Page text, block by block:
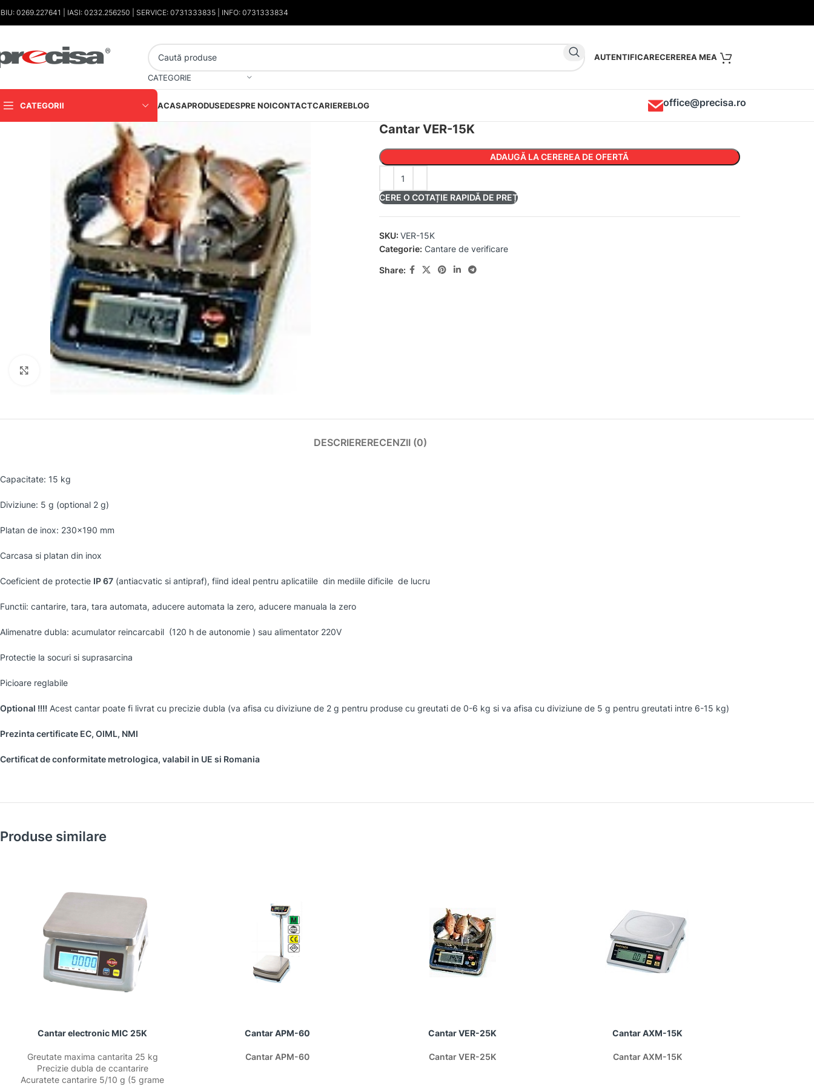
0269.227641 | IASI: 0232.256250 | SERVICE: 0731333835 | INFO: 0731333834
CATEGORIE
AUTENTIFICARE
CATEGORII ACASAPRODUSEDESPRE NOICONTACTCARIEREBLOG office@precisa.ro
Faceți clic pentru a mări
Cantar VER-15K
ADAUGĂ LA CEREREA DE OFERTĂ
CERE O COTAȚIE RAPIDĂ DE PREȚ
SKU: VER-15K
Categorie: Cantare de verificare
Share:
DESCRIERERECENZII (0)
Capacitate: 15 kg
Diviziune: 5 g (optional 2 g)
Platan de inox: 230×190 mm
Carcasa si platan din inox
Coeficient de protectie IP 67 (antiacvatic si antipraf), fiind ideal pentru aplicatiile din mediile dificile de lucru
Functii: cantarire, tara, tara automata, aducere automata la zero, aducere manuala la zero
Alimenatre dubla: acumulator reincarcabil (120 h de autonomie ) sau alimentator 220V
Protectie la socuri si suprasarcina
Picioare reglabile
Optional !!!! Acest cantar poate fi livrat cu precizie dubla (va afisa cu diviziune de 2 g pentru produse cu greutati de 0-6 kg si va afisa cu diviziune de 5 g pentru greutati intre 6-15 kg)
Prezinta certificate EC, OIML, NMI
Certificat de conformitate metrologica, valabil in UE si Romania
Produse similare
Cantar electronic MIC 25K
Greutate maxima cantarita 25 kg
Precizie dubla de ccantarire
Acuratete cantarire 5/10 g (5 grame
Cantar APM-60
Cantar APM-60
Cantar VER-25K
Cantar VER-25K
Cantar AXM-15K
Cantar AXM-15K